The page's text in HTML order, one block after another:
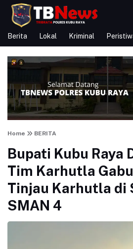
Berita Lokal Kriminal
Home BERITA
Bupati Kubu Raya
Tim Karhutla
Tinjau Karhutla di
SMAN 4